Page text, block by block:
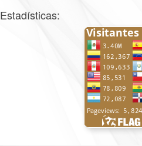
Estadísticas: